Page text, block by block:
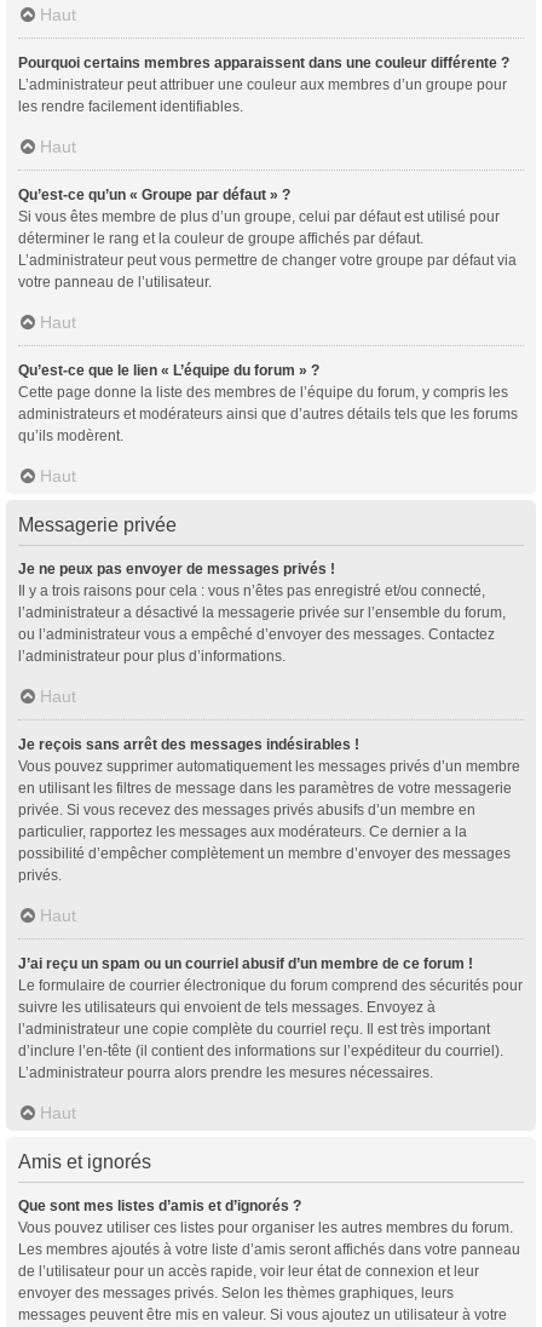
Haut
Pourquoi certains membres apparaissent dans une couleur différente ?
L’administrateur peut attribuer une couleur aux membres d’un groupe pour
les rendre facilement identifiables.
Haut
Qu’est-ce qu’un « Groupe par défaut » ?
Si vous êtes membre de plus d’un groupe, celui par défaut est utilisé pour
déterminer le rang et la couleur de groupe affichés par défaut.
L’administrateur peut vous permettre de changer votre groupe par défaut via
votre panneau de l’utilisateur.
Haut
Qu’est-ce que le lien « L’équipe du forum » ?
Cette page donne la liste des membres de l’équipe du forum, y compris les
administrateurs et modérateurs ainsi que d’autres détails tels que les forums
qu’ils modèrent.
Haut
Messagerie privée
Je ne peux pas envoyer de messages privés !
Il y a trois raisons pour cela : vous n’êtes pas enregistré et/ou connecté,
l’administrateur a désactivé la messagerie privée sur l’ensemble du forum,
ou l’administrateur vous a empêché d’envoyer des messages. Contactez
l’administrateur pour plus d’informations.
Haut
Je reçois sans arrêt des messages indésirables !
Vous pouvez supprimer automatiquement les messages privés d’un membre
en utilisant les filtres de message dans les paramètres de votre messagerie
privée. Si vous recevez des messages privés abusifs d’un membre en
particulier, rapportez les messages aux modérateurs. Ce dernier a la
possibilité d’empêcher complètement un membre d’envoyer des messages
privés.
Haut
J’ai reçu un spam ou un courriel abusif d’un membre de ce forum !
Le formulaire de courrier électronique du forum comprend des sécurités pour
suivre les utilisateurs qui envoient de tels messages. Envoyez à
l’administrateur une copie complète du courriel reçu. Il est très important
d’inclure l’en-tête (il contient des informations sur l’expéditeur du courriel).
L’administrateur pourra alors prendre les mesures nécessaires.
Haut
Amis et ignorés
Que sont mes listes d’amis et d’ignorés ?
Vous pouvez utiliser ces listes pour organiser les autres membres du forum.
Les membres ajoutés à votre liste d’amis seront affichés dans votre panneau
de l’utilisateur pour un accès rapide, voir leur état de connexion et leur
envoyer des messages privés. Selon les thèmes graphiques, leurs
messages peuvent être mis en valeur. Si vous ajoutez un utilisateur à votre